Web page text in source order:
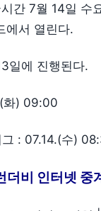
간 7월 14일 수
에서 열린다.
일에 진행된다.
화) 09:00
: 07.14.(수)
비 인터넷 중